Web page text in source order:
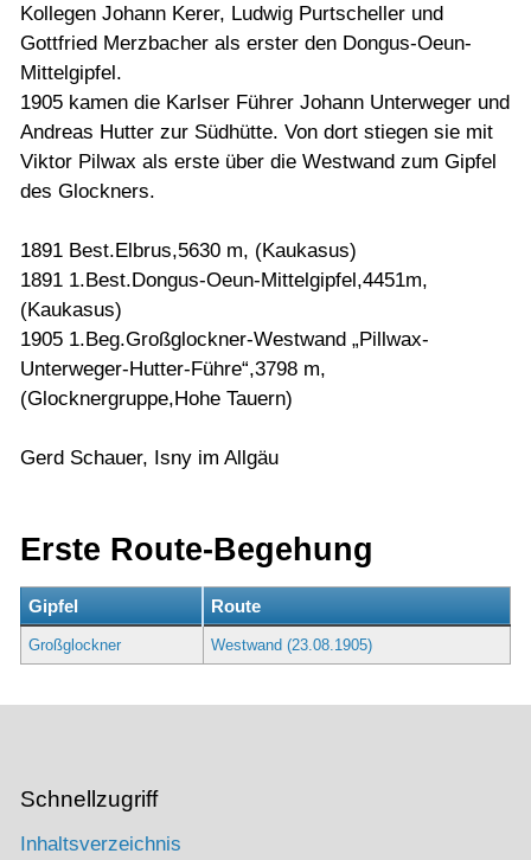
Kollegen Johann Kerer, Ludwig Purtscheller und
Gottfried Merzbacher als erster den Dongus-Oeun-
Mittelgipfel.
1905 kamen die Karlser Führer Johann Unterweger und
Andreas Hutter zur Südhütte. Von dort stiegen sie mit
Viktor Pilwax als erste über die Westwand zum Gipfel
des Glockners.
1891 Best.Elbrus,5630 m, (Kaukasus)
1891 1.Best.Dongus-Oeun-Mittelgipfel,4451m,
(Kaukasus)
1905 1.Beg.Großglockner-Westwand „Pillwax-
Unterweger-Hutter-Führe“,3798 m,
(Glocknergruppe,Hohe Tauern)
Gerd Schauer, Isny im Allgäu
Erste Route-Begehung
Gipfel Route
Großglockner Westwand (23.08.1905)
Schnellzugriff
Inhaltsverzeichnis